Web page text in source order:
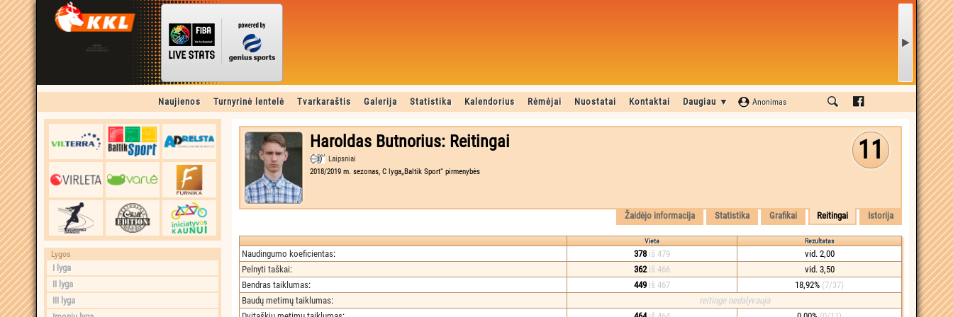
Naujienos Turnyrinė lentelė Tvarkaraštis Galerija Statistika Kalendorius Rėmėjai Nuostatai Kontaktai Daugiau ▼ Anonimas
Lygos
I lyga
II lyga
III lyga
11
Haroldas Butnorius: Reitingai
Laipsniai
2018/2019 m. sezonas, C lyga„Baltik Sport“ pirmenybės
Žaidėjo informacija Statistika Grafikai Reitingai Istorija
Vieta Rezultatas
Naudingumo koeficientas: 378 iš 479
vid. 2,00
Pelnyti taškai: 362 iš 466
vid. 3,50
Bendras taiklumas: 449 iš 467 18,92% (7/37)
Baudų metimų taiklumas:
reitinge nedalyvauja